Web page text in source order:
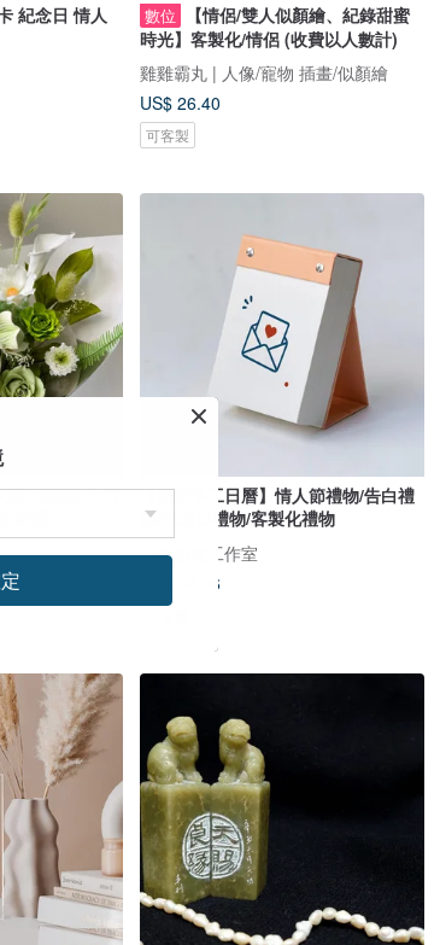
紀念日 情人
數位
【情侶/雙人似顏繪、紀錄甜蜜
時光】客製化/情侶 (收費以人數計)
雞雞霸丸 | 人像/寵物 插畫/似顏繪
US$ 26.40
可客製
節/仙履蘭/生日
禮
【情話手工日曆】情人節禮物/告白禮
物/紀念日禮物/客製化禮物
一年創意工作室
US$ 52.56